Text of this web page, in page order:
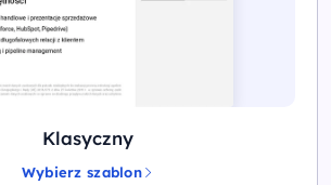
Klasyczny
Wybierz szablon